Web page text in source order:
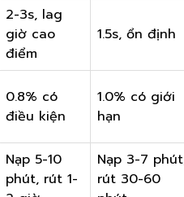
2-3s, lag
giờ cao
điểm
1.5s, ổn định
0.8% có
điều kiện
1.0% có giới
hạn
Nạp 5-10
phút, rút 1-
Nạp 3-7
rút 30-60